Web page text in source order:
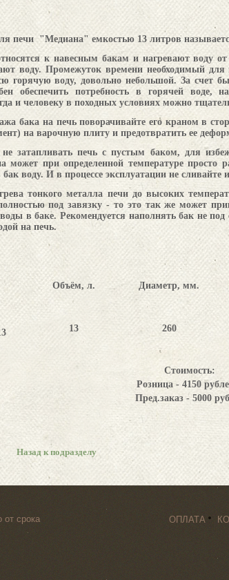
печи "Медиана" емкостью 13 литров
к навесным бакам и нагревают воду
воду. Промежуток времени необходимый
горячую воду, довольно небольшой. За счет
обеспечить потребность в горячей
и человеку в походных условиях можно
бака на печь поворачивайте его краном в
на варочную плиту и предотвратить ее
не затапливать печь с пустым баком, для
может при определенной температуре просто
бак воду. И в процессе эксплуатации не сливайте
тонкого металла печи до высоких
под завязку - то это так же может
в баке. Рекомендуется наполнять бак не
на печь.
Объём, л.
Диаметр, мм.
13 260
Стоимость:
Розница - 4150
Пред.заказ - 5000
Назад к подразделу
от срока
ОПЛАТА